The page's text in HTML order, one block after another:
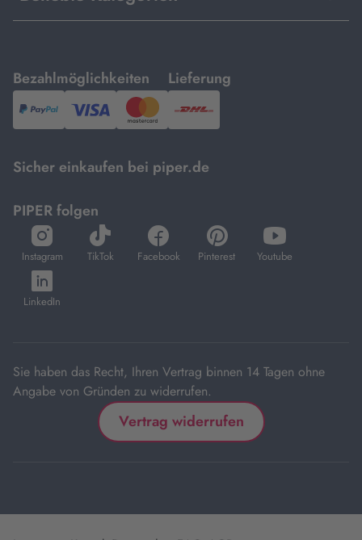
Bezahlmöglichkeiten
mit
PayPal,Visa
und
Lieferung
mit
DHL.
Sicher einkaufen bei piper.de
PIPER folgen
Instagram
öffnet
in
neuem
Tab
TikTok
öffnet
in
Facebook
öffnet
in
Pinterest
öffnet
in
Youtube
öffnet
in
LinkedIn
öffnet
in
Sie haben das Recht, Ihren Vertrag binnen 14 Tagen ohne
Angabe von Gründen zu widerrufen.
Vertrag widerrufen